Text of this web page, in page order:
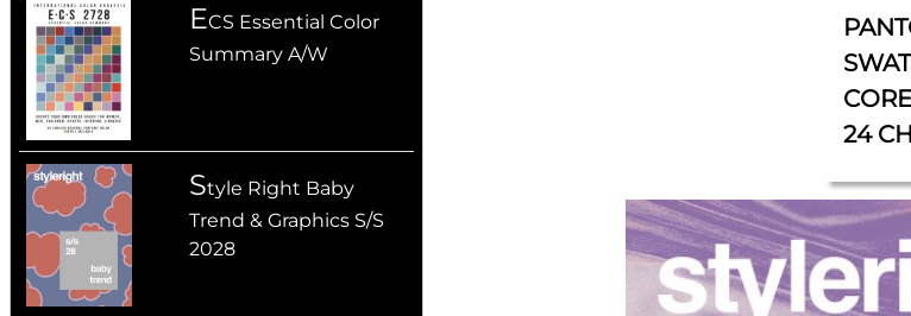
ECS Essential Color
Summary A/W
Style Right Baby
Trend & Graphics S/S
2028
24
cm